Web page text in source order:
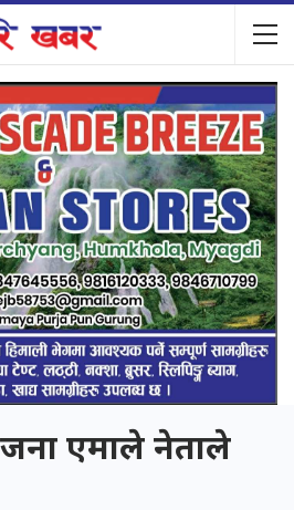
जना एमाले नेताले